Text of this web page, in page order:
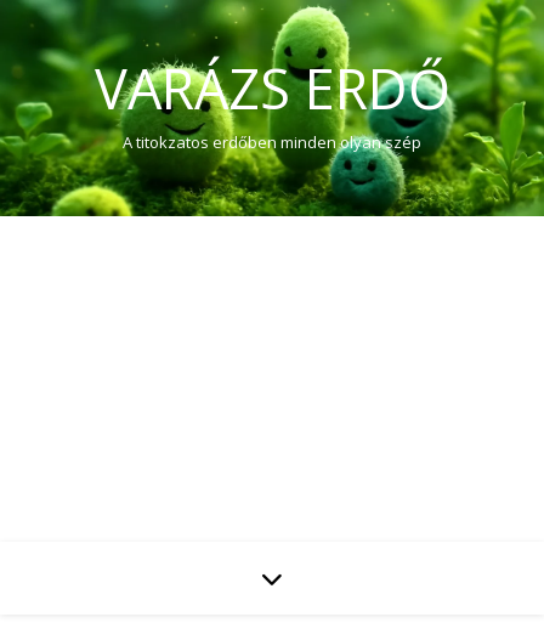
VARÁZS ERDŐ
A titokzatos erdőben minden olyan szép